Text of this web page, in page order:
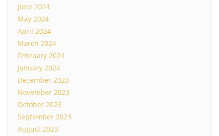
June 2024
May 2024
April 2024
March 2024
February 2024
January 2024
December 2023
November 2023
October 2023
September 2023
August 2023